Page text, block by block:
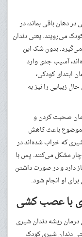
خراب شیری تا سن ۱۰ سالگی در دهان باقی بماند، در
کودک می‌رویند. یعنی دندان
بدون شک این
آسیب جدی وارد
ابتدای کودکی،
زیبایی را نیز به
صحبت کردن و
باعث کاهش
که خراب شده‌اند در
مشکل می‌کنند. پس با
دارد و در صورت داشتن
او انجام شود.
با عصب کشی
ریشه دندان شیری
دندان شیری کودک